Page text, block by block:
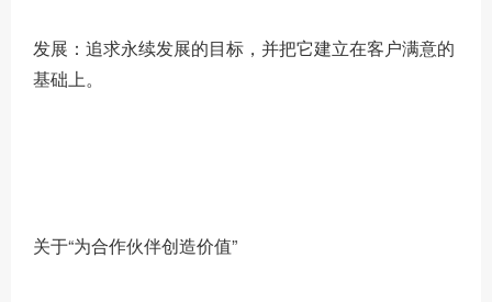
发展：追求永续发展的目标，并把它建立在客户满意的
基础上。
关于“为合作伙伴创造价值”